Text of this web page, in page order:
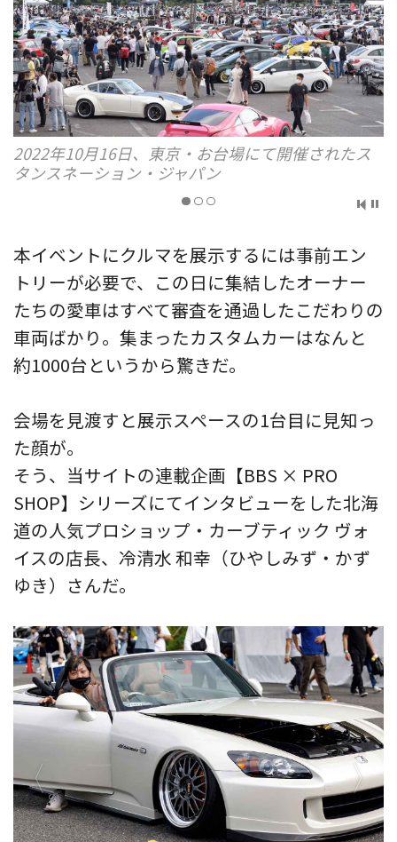
2022年10月16日、東京・お台場にて開催されたス
タンスネーション・ジャパン
本イベントにクルマを展示するには事前エン
トリーが必要で、この日に集結したオーナー
たちの愛車はすべて審査を通過したこだわりの
車両ばかり。集まったカスタムカーはなんと
約1000台というから驚きだ。
会場を見渡すと展示スペースの1台目に見知っ
た顔が。
そう、当サイトの連載企画【BBS × PRO
SHOP】シリーズにてインタビューをした北海
道の人気プロショップ・カーブティック ヴォ
イスの店長、冷清水 和幸（ひやしみず・かず
ゆき）さんだ。